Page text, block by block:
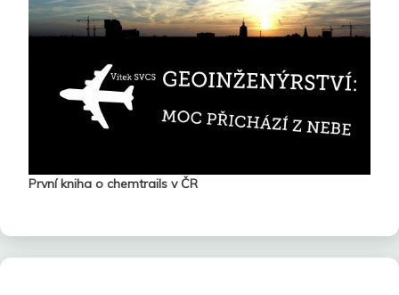
První kniha o chemtrails v ČR